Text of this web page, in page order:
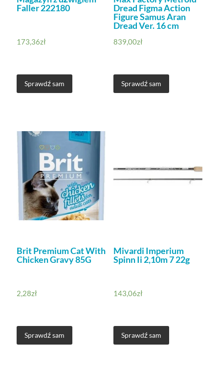
Faller 222180
173,36zł
Sprawdź sam
Dread Figma Action
Figure Samus Aran
Dread Ver. 16 cm
839,00zł
Sprawdź sam
Brit Premium Cat With
Chicken Gravy 85G
2,28zł
Sprawdź sam
Mivardi Imperium
Spinn Ii 2,10m 7 22g
143,06zł
Sprawdź sam